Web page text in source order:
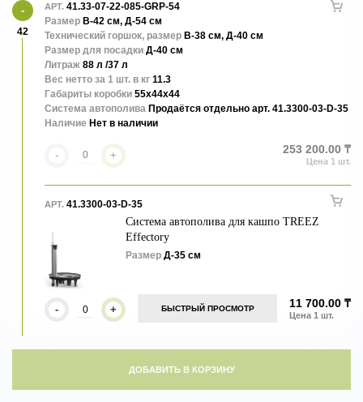
42
АРТ. 41.33-07-22-085-GRP-54
Размер В-42 см, Д-54 см
Технический горшок, размер В-38 см, Д-40 см
Размер для посадки Д-40 см
Литраж 88 л /37 л
Вес нетто за 1 шт. в кг 11.3
Габариты коробки 55x44x44
Система автополива Продаётся отдельно арт. 41.3300-03-D-35
Наличие Нет в наличии
- + 253 200.00 ₸
АРТ. 41.3300-03-D-35
Система автополива для кашпо TREEZ
Effectory
Размер Д-35 см
БЫСТРЫЙ ПРОСМОТР
- + 11 700.00 ₸
ДОБАВИТЬ В КОРЗИНУ